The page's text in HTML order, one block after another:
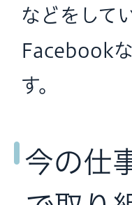
などをして
Facebook
す。
今の仕